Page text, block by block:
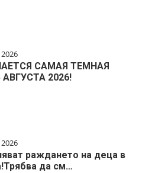
2026
САМАЯ ТЕМНАЯ
2026!
2026
раждането на деца в
да см…